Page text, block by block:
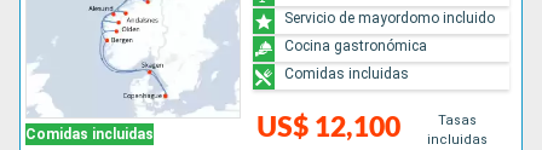
Comidas incluidas US$ 12,100
Tasas
incluidas
Servicio de mayordomo incluido
Cocina gastronómica
Comidas incluidas